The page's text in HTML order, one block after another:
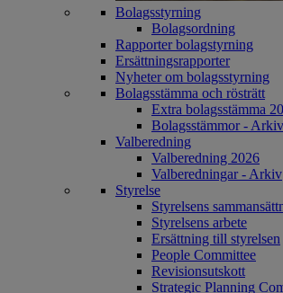
Bolagsstyrning
Bolagsordning
Rapporter bolagstyrning
Ersättningsrapporter
Nyheter om bolagsstyrning
Bolagsstämma och rösträtt
Extra bolagsstämma
Bolagsstämmor - Arkiv
Valberedning
Valberedning 2026
Valberedningar - Arkiv
Styrelse
Styrelsens
Styrelsens arbete
Ersättning till styrelsen
People Committee
Revisionsutskott
Strategic Planning